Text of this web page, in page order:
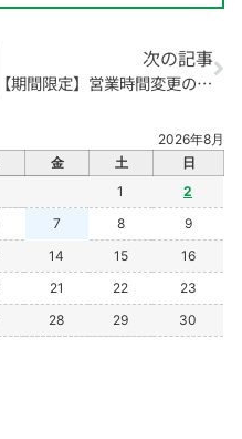
次の記事
【期間限定】営業時間変更のお知らせ
2026年8月
金 土
日
1
2
7 8
9
14 15
16
21 22
23
28 29
30